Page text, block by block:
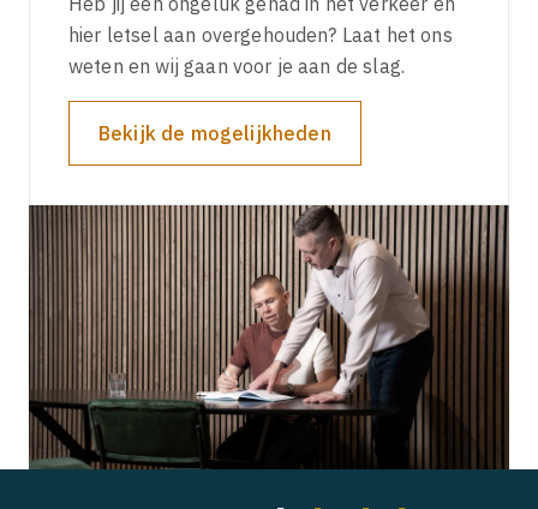
hier letsel aan overgehouden? Laat het ons
weten en wij gaan voor je aan de slag.
Bekijk de mogelijkheden